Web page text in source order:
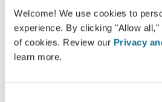
Welcome! We use cookies to
experience. By clicking "Allow all,"
of cookies. Review our Privacy
learn more.
ngực đã trải qua phẫu thuật từ tháng
năm 2011 tại Thụy Sĩ.